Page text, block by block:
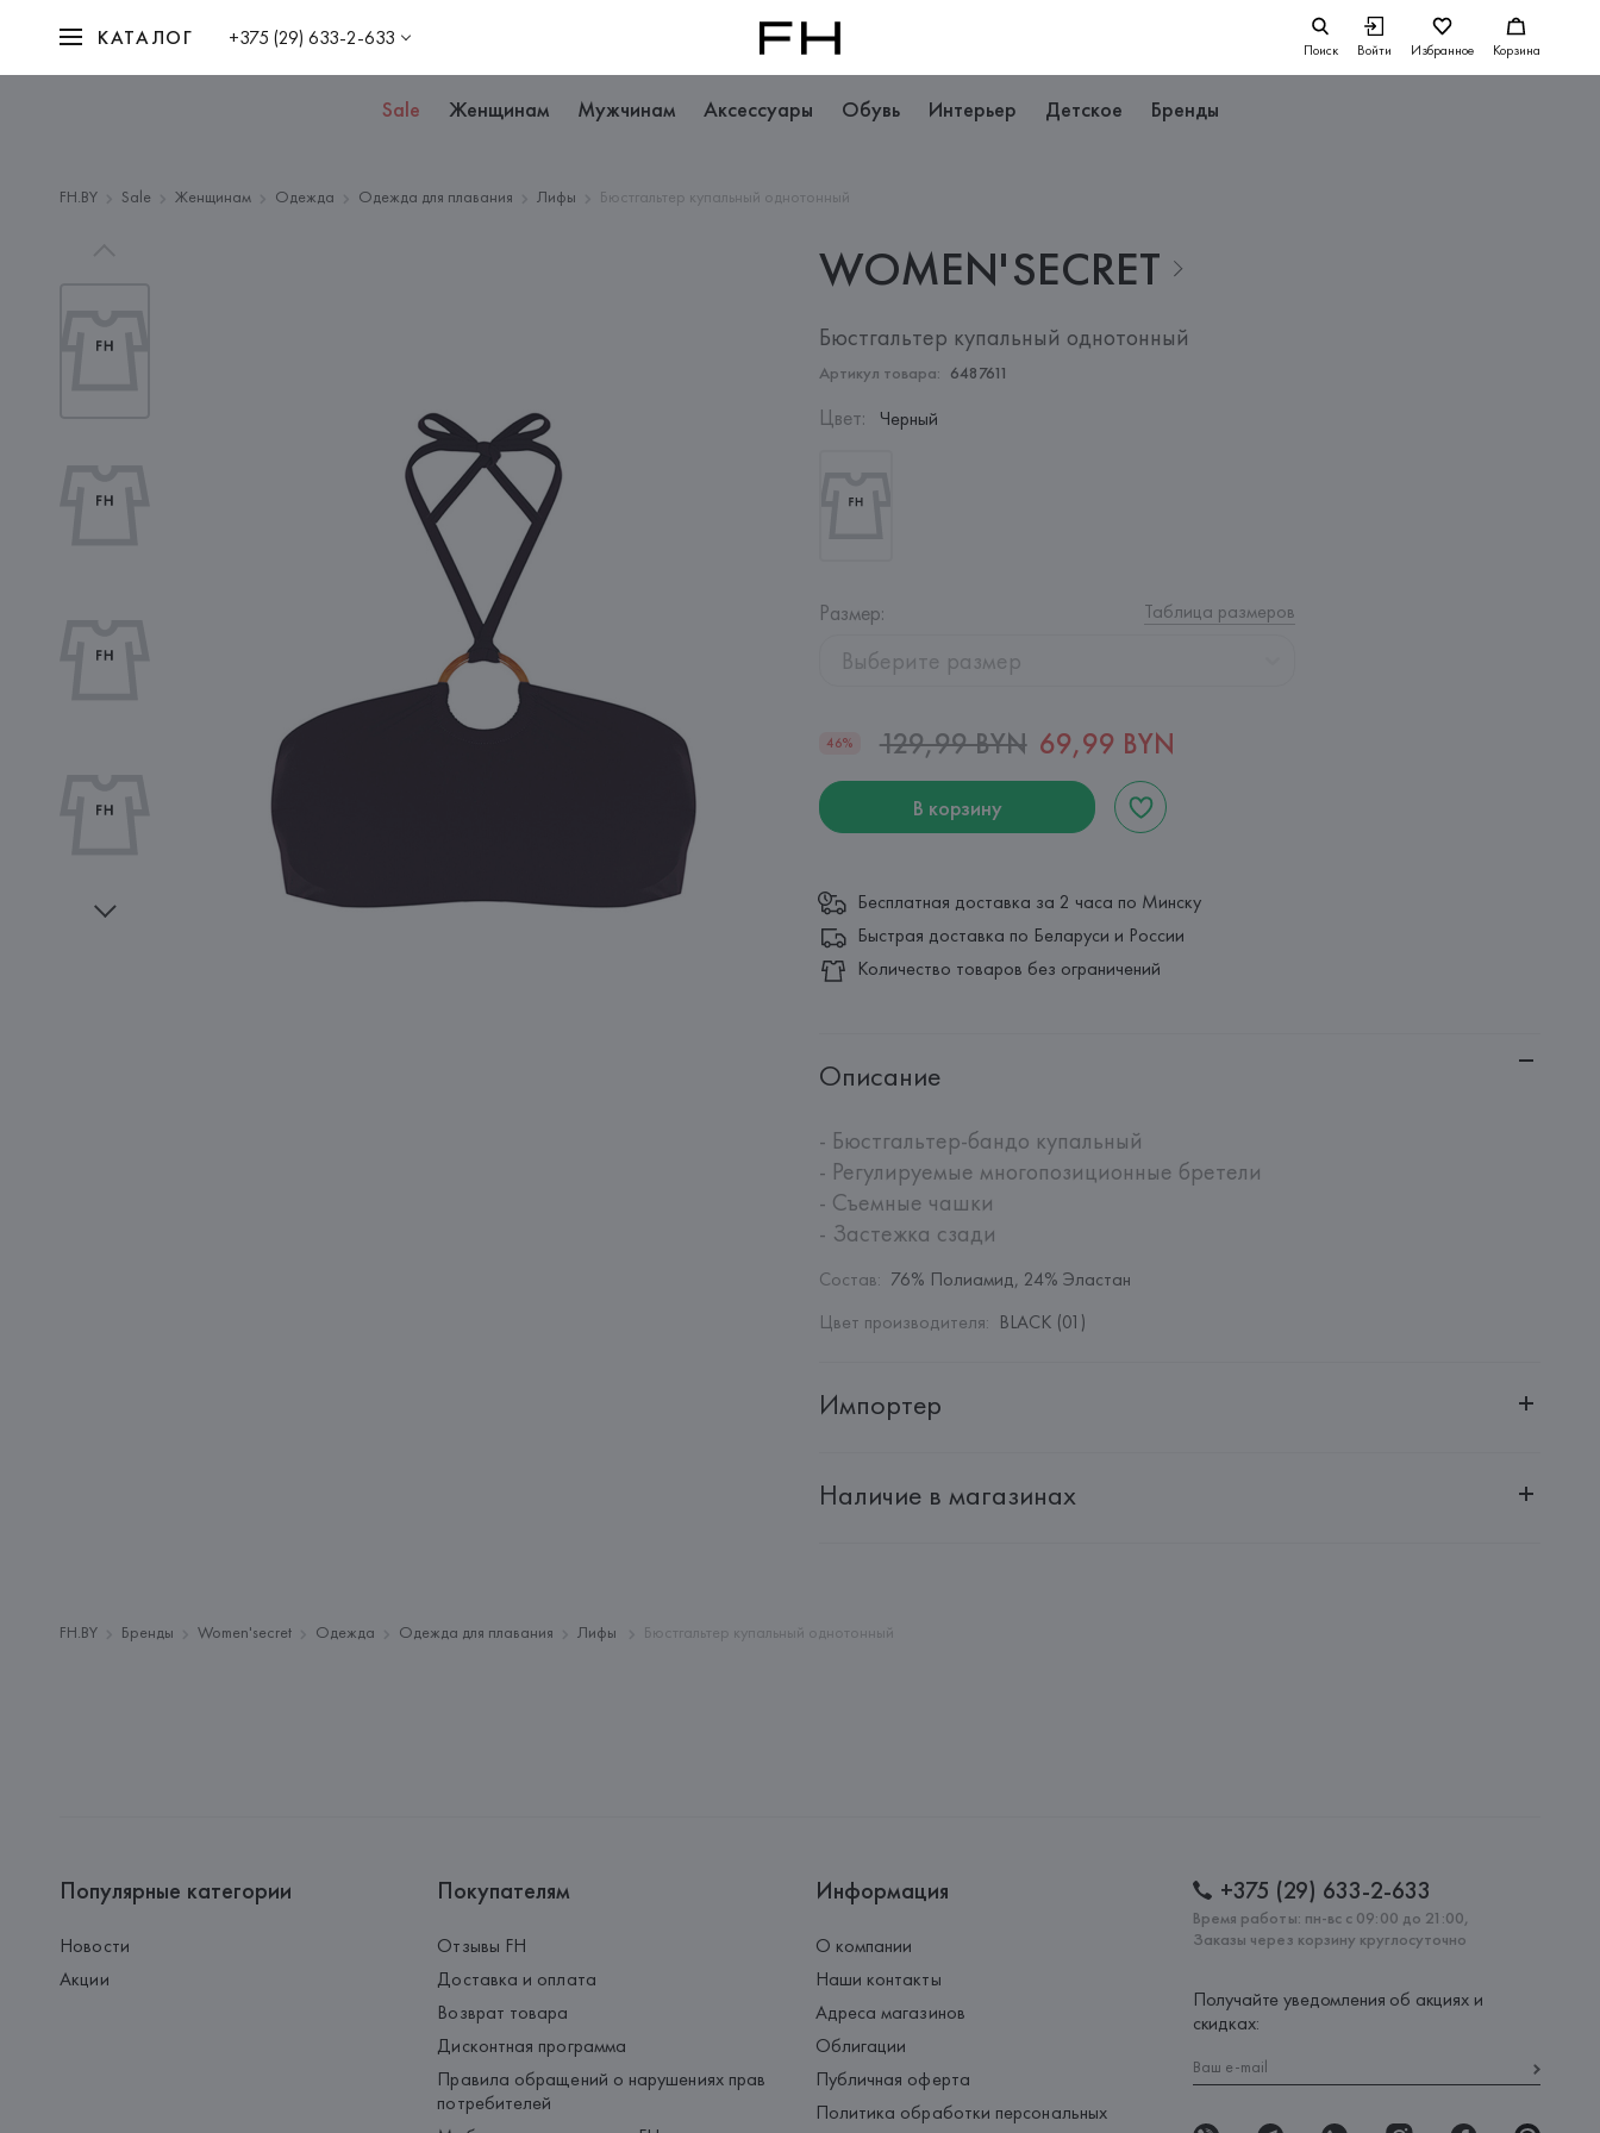
КАТАЛОГ +375 (29) 633-2-633 Поиск Войти Избранное Корзина
Sale Женщинам Мужчинам Аксессуары Обувь Интерьер Детское Бренды
FH.BY Sale Женщинам Одежда Одежда для плавания Лифы Бюстгальтер купальный однотонный
WOMEN'SECRET
Бюстгальтер купальный однотонный
Артикул товара: 6487611
Цвет: Черный
Размер: Таблица размеров
Выберите размер
46% 129,99 BYN 69,99 BYN
В корзину
Бесплатная доставка за 2 часа по Минску
Быстрая доставка по Беларуси и России
Количество товаров без ограничений
Описание
- Бюстгальтер-бандо купальный
- Регулируемые многопозиционные бретели
- Съемные чашки
- Застежка сзади
Состав: 76% Полиамид, 24% Эластан
Цвет производителя: BLACK (01)
Импортер
Адрес: Республика Беларусь, 220030, г. Минск, ул. Немига, 5, пом. 39
Наличие в магазинах
FH.BY Бренды Women'secret Одежда Одежда для плавания Лифы Бюстгальтер купальный однотонный
Популярные категории
Новости
Акции
Покупателям
Отзывы FH
Доставка и оплата
Возврат товара
Дисконтная программа
Правила обращений о нарушениях прав
потребителей
Информация
О компании
Наши контакты
Адреса магазинов
Облигации
Публичная оферта
Политика обработки персональных
+375 (29) 633-2-633
Время работы: пн-вс с 09:00 до 21:00,
Заказы через корзину круглосуточно
Получайте уведомления об акциях и
скидках: